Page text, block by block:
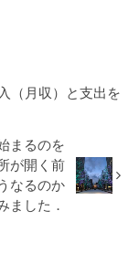
（月収）と支出を
まるのを
が開く前
なるのか
ました．